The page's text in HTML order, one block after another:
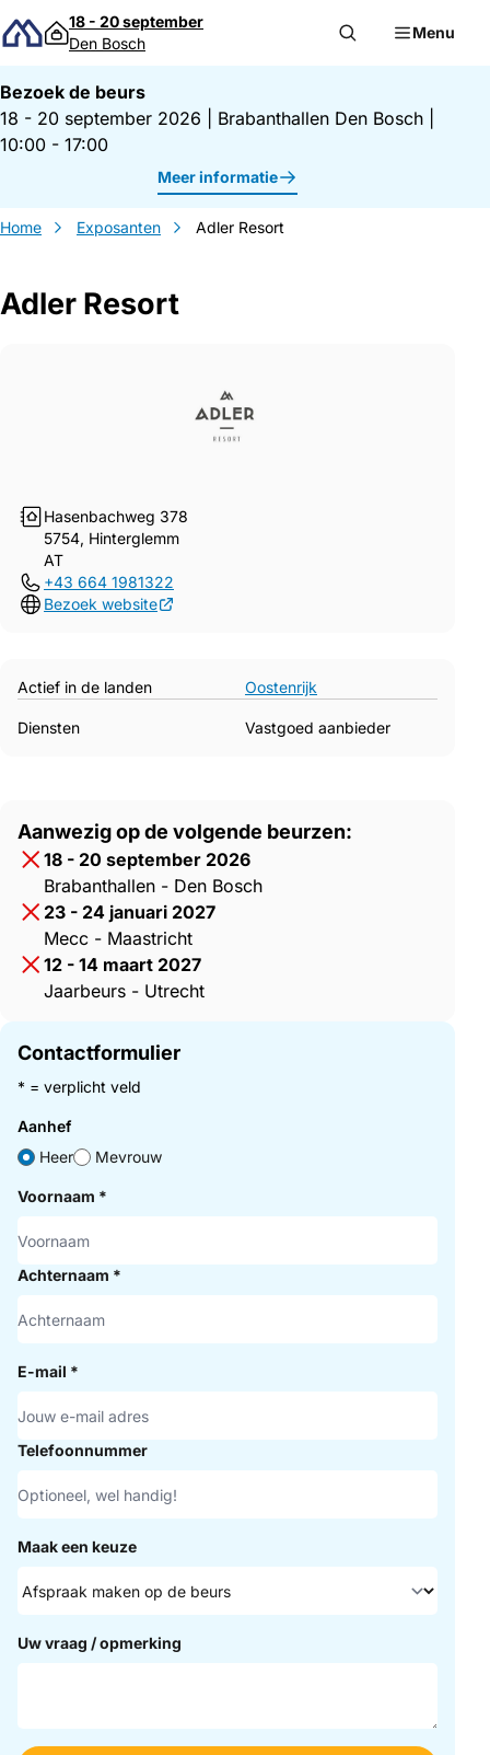
Direct naar inhoud
18 - 20 september
Den Bosch
Menu
Bezoek de beurs
18 - 20 september 2026
Brabanthallen Den Bosch
10:00 - 17:00
Meer informatie
Home Exposanten Adler Resort
Adler Resort
Hasenbachweg 378
5754, Hinterglemm
AT
+43 664 1981322
Bezoek website
Actief in de landen Oostenrijk
Diensten Vastgoed aanbieder
Aanwezig op de volgende beurzen:
18 - 20 september 2026
Brabanthallen - Den Bosch
23 - 24 januari 2027
Mecc - Maastricht
12 - 14 maart 2027
Jaarbeurs - Utrecht
Contactformulier
* = verplicht veld
Aanhef
Heer
Mevrouw
Voornaam *
Achternaam *
E-mail *
Telefoonnummer
Maak een keuze
Uw vraag / opmerking